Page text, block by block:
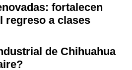
fortalecen
regreso a clases
de Chihuahua